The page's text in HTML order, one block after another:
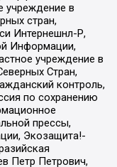
учреждение в
стран,
Интернешнл-Р,
Информации,
учреждение в
Стран,
контроль,
по сохранению
прессы,
Экозащита!-
Петр Петрович,